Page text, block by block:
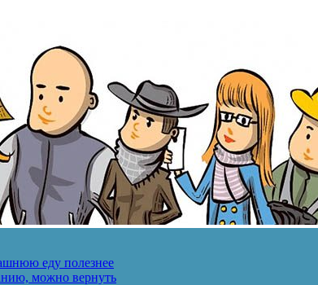
еду полезнее
можно вернуть